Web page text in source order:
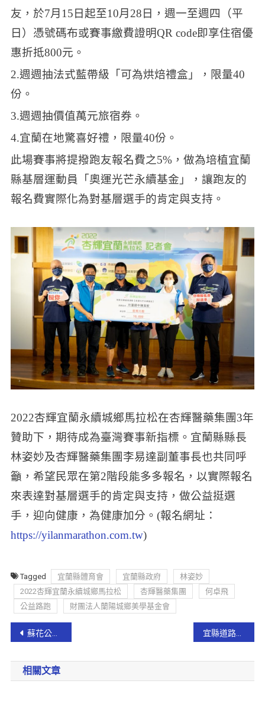
友，於7月 15日起至10月28日，週一至週四（平
日）憑號碼布或賽事繳費證明QR code即享住宿優
惠折抵800元。
2.週週抽法式藍帶級「可為烘焙禮盒」，限量40
份。
3.週週抽價值萬元旅宿券。
4.宜蘭在地驚喜好禮，限量40份。
此場賽事將提撥跑友報名費之5%，做為培植宜蘭
縣基層運動員「奧運光芒永續基金」，讓跑友的
報名費實際化為對基層選手的肯定與支持。
2022杏輝宜蘭永續城鄉馬拉松在杏輝醫藥集團3年
贊助下，期待成為臺灣賽事新指標。宜蘭縣縣長
林姿妙及杏輝醫藥集團李易達副董事長也共同呼
籲，希望民眾在第2階段能多多報名，以實際報名
來表達對基層選手的肯定與支持，做公益挺選
手，迎向健康，為健康加分。 (報名網址：
https://yilanmarathon.com.tw)
Tagged 宜蘭縣體育會 宜蘭縣政府
林姿妙
2022杏輝宜蘭永續城鄉馬拉松
杏輝醫藥集團
何卓飛
公益路跑
財團法人蘭陽城鄉美學基金會
蘇花公路火燒車 車內兩人脫逃無傷 宜縣道路管理系統 獲內政部營建署評核縣市型第一名
相關文章